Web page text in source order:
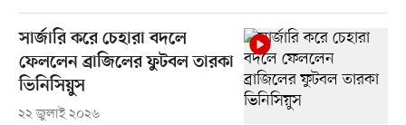
সার্জারি করে চেহারা বদলে
ফেললেন ব্রাজিলের ফুটবল তারকা
ভিনিসিয়ুস
২২ জুলাই ২০২৬